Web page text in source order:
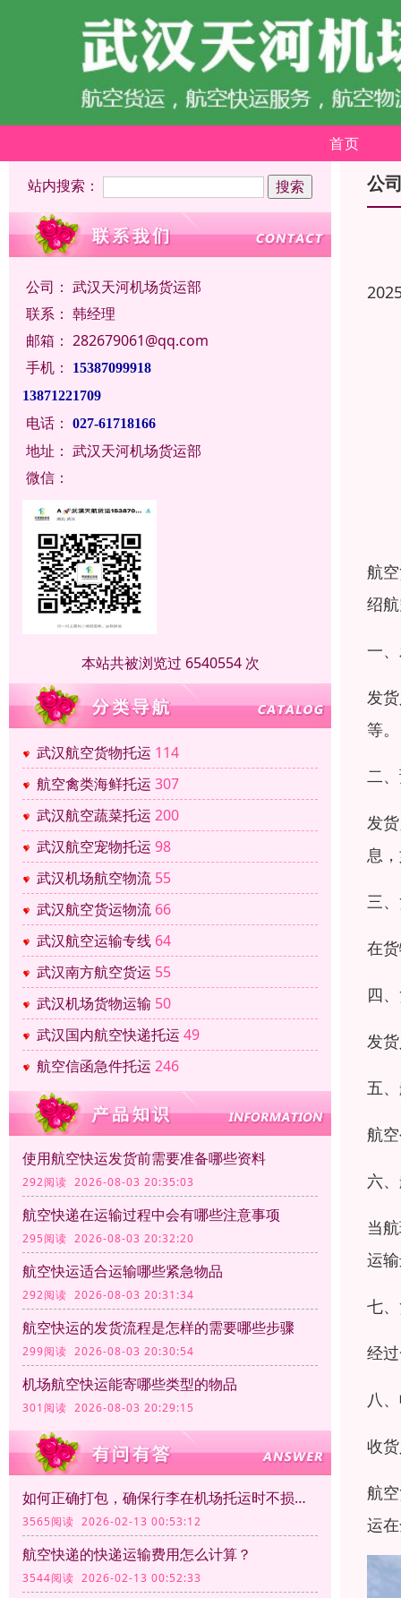
首页
站内搜索：
公司： 武汉天河机场货运部
联系： 韩经理
邮箱： 282679061@qq.com
手机：
15387099918
13871221709
电话： 027-61718166
地址： 武汉天河机场货运部
微信：
本站共被浏览过 6540554 次
武汉航空货物托运 114
航空禽类海鲜托运 307
武汉航空蔬菜托运 200
武汉航空宠物托运 98
武汉机场航空物流 55
武汉航空货运物流 66
武汉航空运输专线 64
武汉南方航空货运 55
武汉机场货物运输 50
武汉国内航空快递托运 49
航空信函急件托运 246
使用航空快运发货前需要准备哪些资料
292阅读 2026-08-03 20:35:03
航空快递在运输过程中会有哪些注意事项
295阅读 2026-08-03 20:32:20
航空快运适合运输哪些紧急物品
292阅读 2026-08-03 20:31:34
航空快运的发货流程是怎样的需要哪些步骤
299阅读 2026-08-03 20:30:54
机场航空快运能寄哪些类型的物品
301阅读 2026-08-03 20:29:15
如何正确打包，确保行李在机场托运时不损坏？
3565阅读 2026-02-13 00:53:12
航空快递的快递运输费用怎么计算？
3544阅读 2026-02-13 00:52:33
公
航
绍
一
发
等。
二
发
息
三
在
四
发
五
航
六
当
运
七
经
八
收
航
运